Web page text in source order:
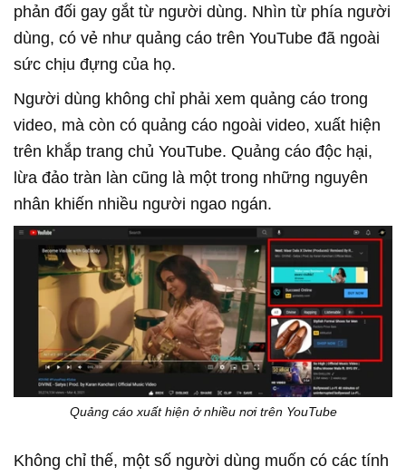
phản đối gay gắt từ người dùng. Nhìn từ phía người
dùng, có vẻ như quảng cáo trên YouTube đã ngoài
sức chịu đựng của họ.
Người dùng không chỉ phải xem quảng cáo trong
video, mà còn có quảng cáo ngoài video, xuất hiện
trên khắp trang chủ YouTube. Quảng cáo độc hại,
lừa đảo tràn làn cũng là một trong những nguyên
nhân khiến nhiều người ngao ngán.
Quảng cáo xuất hiện ở nhiều nơi trên YouTube
Không chỉ thế, một số người dùng muốn có các tính